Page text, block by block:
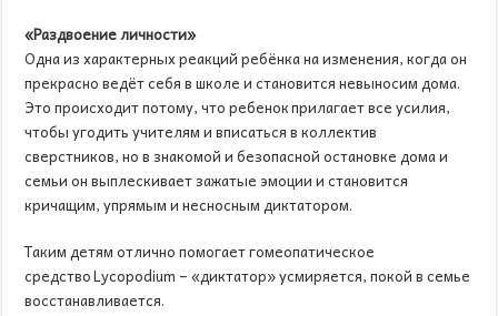
«Раздвоение личности»
Одна из характерных реакций ребёнка на изменения, когда он
прекрасно ведёт себя в школе и становится невыносим дома.
Это происходит потому, что ребенок прилагает все усилия,
чтобы угодить учителям и вписаться в коллектив
сверстников, но в знакомой и безопасной остановке дома и
семьи он выплескивает зажатые эмоции и становится
кричащим, упрямым и несносным диктатором.
Таким детям отлично помогает гомеопатическое
средство Lycopodium – «диктатор» усмиряется, покой в семье
восстанавливается.